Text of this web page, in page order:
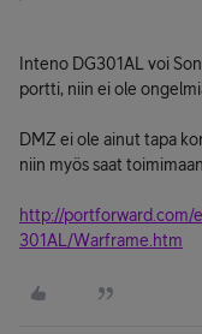
Inteno DG301AL voi
portti, niin ei ole
DMZ ei ole ainut tapa
niin myös saat toimimaan.
http://portforward.com/
301AL/Warframe.htm